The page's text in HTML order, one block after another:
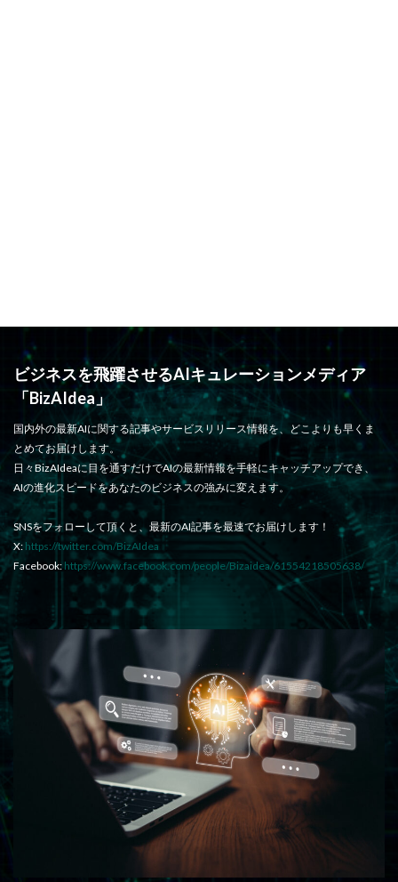
ビジネスを飛躍させるAIキュレーションメディア
「BizAIdea」
国内外の最新AIに関する記事やサービスリリース情報を、どこよりも早くま
とめてお届けします。
日々BizAIdeaに目を通すだけでAIの最新情報を手軽にキャッチアップでき、
AIの進化スピードをあなたのビジネスの強みに変えます。
SNSをフォローして頂くと、最新のAI記事を最速でお届けします！
X: https://twitter.com/BizAIdea
Facebook: https://www.facebook.com/people/Bizaidea/61554218505638/